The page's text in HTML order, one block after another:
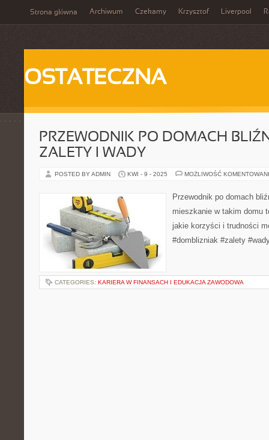
Strona główna Archiwum Czekamy Krzysztof Liverpool
OSTATECZNA
PRZEWODNIK PO DOMACH
ZALETY I WADY
POSTED BY ADMIN KWI - 9 - 2025 MOŻLIWOŚĆ
Przewodnik po domach
mieszkanie w takim domu
jakie korzyści i trudności
#domblizniak #zalety
CATEGORIES: KARIERA W FINANSACH I EDUKACJA ZAWODOWA